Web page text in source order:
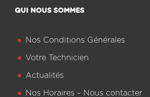
QUI NOUS SOMMES
Nos Conditions Générales
Votre Technicien
Actualités
Nos Horaires – Nous contacter